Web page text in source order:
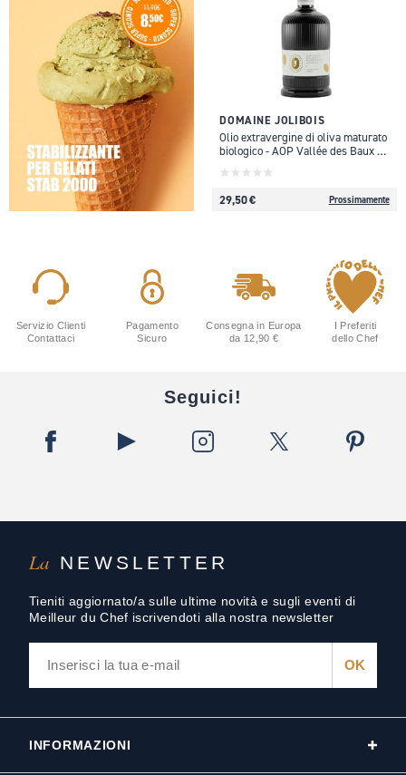
DOMAINE JOLIBOIS
Olio extravergine di oliva maturato
biologico - AOP Vallée des Baux de
29,50 € Prossimamente
La NEWSLETTER
Tieniti aggiornato/a sulle ultime novità e sugli eventi di
Meilleur du Chef iscrivendoti alla nostra newsletter
Servizio Clienti
Contattaci
Pagamento
Sicuro
Consegna in Europa
da 12,90 €
I Preferiti
dello Chef
Seguici!
INFORMAZIONI